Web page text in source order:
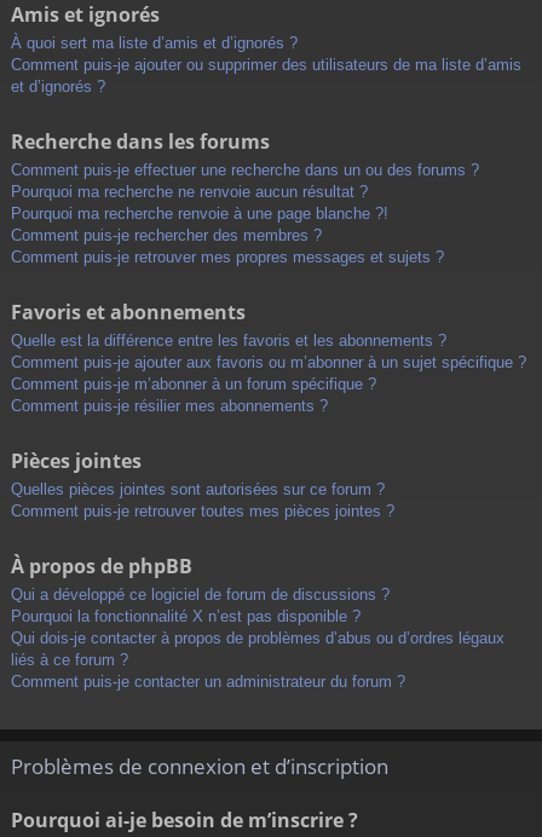
Amis et ignorés
À quoi sert ma liste d’amis et d’ignorés ?
Comment puis-je ajouter ou supprimer des utilisateurs de ma liste d’amis
et d’ignorés ?
Recherche dans les forums
Comment puis-je effectuer une recherche dans un ou des forums ?
Pourquoi ma recherche ne renvoie aucun résultat ?
Pourquoi ma recherche renvoie à une page blanche ?!
Comment puis-je rechercher des membres ?
Comment puis-je retrouver mes propres messages et sujets ?
Favoris et abonnements
Quelle est la différence entre les favoris et les abonnements ?
Comment puis-je ajouter aux favoris ou m’abonner à un sujet spécifique ?
Comment puis-je m’abonner à un forum spécifique ?
Comment puis-je résilier mes abonnements ?
Pièces jointes
Quelles pièces jointes sont autorisées sur ce forum ?
Comment puis-je retrouver toutes mes pièces jointes ?
À propos de phpBB
Qui a développé ce logiciel de forum de discussions ?
Pourquoi la fonctionnalité X n’est pas disponible ?
Qui dois-je contacter à propos de problèmes d’abus ou d’ordres légaux
liés à ce forum ?
Comment puis-je contacter un administrateur du forum ?
Problèmes de connexion et d’inscription
Pourquoi ai-je besoin de m’inscrire ?